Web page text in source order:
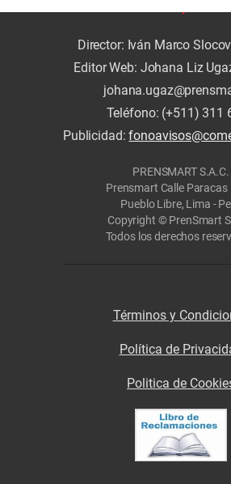
Director: Iván Marco
Editor Web: Johana Liz
Teléfono: (+511) 311
Publicidad:
PRENSMART S.A.C.
Prensmart Calle
Pueblo Libre, Lima -
Copyright © PrenSmart
Todos los derechos
Términos y
Política de
Politica de